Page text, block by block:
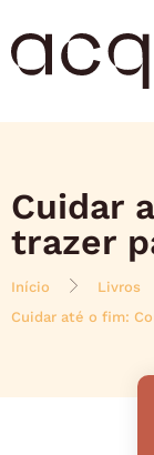
Cuidar
trazer
Início
Livros
Cuidar até o fim: